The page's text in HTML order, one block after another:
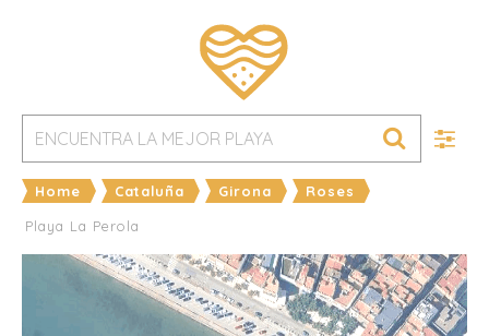
Home Cataluña Girona
Roses
Playa La Perola